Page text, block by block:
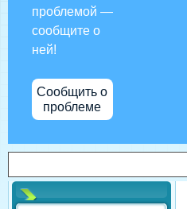
проблемой —
сообщите о
ней!
Сообщить о
проблеме